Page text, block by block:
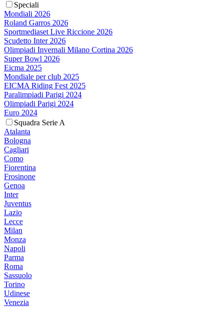
Speciali
Mondiali 2026
Roland Garros 2026
Sportmediaset Live Riccione 2026
Scudetto Inter 2026
Olimpiadi Invernali Milano Cortina 2026
Super Bowl 2026
Eicma 2025
Mondiale per club 2025
EICMA Riding Fest 2025
Paralimpiadi Parigi 2024
Olimpiadi Parigi 2024
Euro 2024
Squadra Serie A
Atalanta
Bologna
Cagliari
Como
Fiorentina
Frosinone
Genoa
Inter
Juventus
Lazio
Lecce
Milan
Monza
Napoli
Parma
Roma
Sassuolo
Torino
Udinese
Venezia